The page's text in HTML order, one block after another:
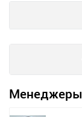
Менеджеры